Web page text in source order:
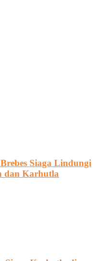
Siaga Lindungi
dan Karhutla